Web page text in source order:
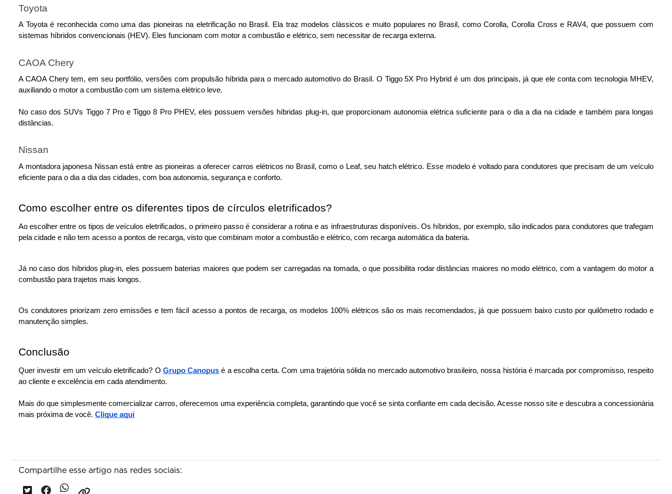
Toyota
A Toyota é reconhecida como uma das pioneiras na eletrificação no Brasil. Ela traz modelos clássicos e muito populares no Brasil, como Corolla, Corolla Cross e RAV4, que possuem com
sistemas híbridos convencionais (HEV). Eles funcionam com motor a combustão e elétrico, sem necessitar de recarga externa.
CAOA Chery
A CAOA Chery tem, em seu portfólio, versões com propulsão híbrida para o mercado automotivo do Brasil. O Tiggo 5X Pro Hybrid é um dos principais, já que ele conta com tecnologia MHEV,
auxiliando o motor a combustão com um sistema elétrico leve.
No caso dos SUVs Tiggo 7 Pro e Tiggo 8 Pro PHEV, eles possuem versões híbridas plug-in, que proporcionam autonomia elétrica suficiente para o dia a dia na cidade e também para longas
distâncias.
Nissan
A montadora japonesa Nissan está entre as pioneiras a oferecer carros elétricos no Brasil, como o Leaf, seu hatch elétrico. Esse modelo é voltado para condutores que precisam de um veículo
eficiente para o dia a dia das cidades, com boa autonomia, segurança e conforto.
Como escolher entre os diferentes tipos de círculos eletrificados?
Ao escolher entre os tipos de veículos eletrificados, o primeiro passo é considerar a rotina e as infraestruturas disponíveis. Os híbridos, por exemplo, são indicados para condutores que trafegam
pela cidade e não tem acesso a pontos de recarga, visto que combinam motor a combustão e elétrico, com recarga automática da bateria.
Já no caso dos híbridos plug-in, eles possuem baterias maiores que podem ser carregadas na tomada, o que possibilita rodar distâncias maiores no modo elétrico, com a vantagem do motor a
combustão para trajetos mais longos.
Os condutores priorizam zero emissões e tem fácil acesso a pontos de recarga, os modelos 100% elétricos são os mais recomendados, já que possuem baixo custo por quilômetro rodado e
manutenção simples.
Conclusão
Quer investir em um veículo eletrificado? O Grupo Canopus é a escolha certa. Com uma trajetória sólida no mercado automotivo brasileiro, nossa história é marcada por compromisso, respeito
ao cliente e excelência em cada atendimento.
Mais do que simplesmente comercializar carros, oferecemos uma experiência completa, garantindo que você se sinta confiante em cada decisão. Acesse nosso site e descubra a concessionária
mais próxima de você. Clique aqui
Compartilhe esse artigo nas redes sociais: